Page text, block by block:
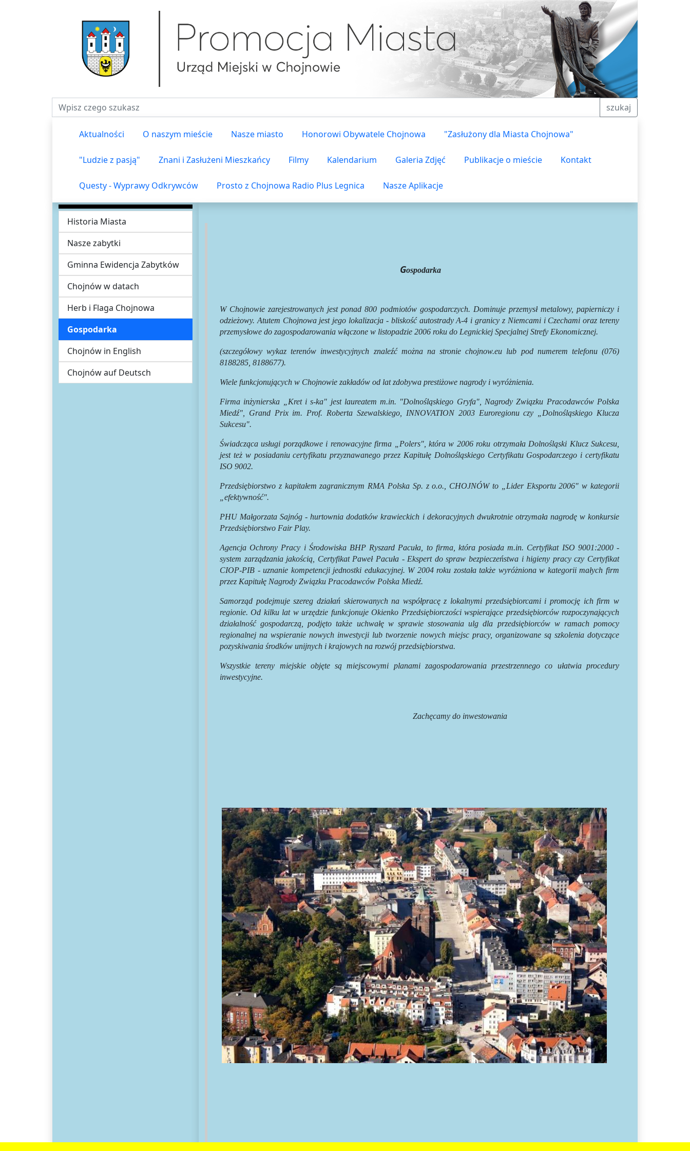
Fraza do wyszukiwania szukaj
Aktualności O naszym mieście Nasze miasto Honorowi Obywatele Chojnowa "Zasłużony dla Miasta Chojnowa"
"Ludzie z pasją" Znani i Zasłużeni Mieszkańcy Filmy Kalendarium Galeria Zdjęć Publikacje o mieście Kontakt
Questy - Wyprawy Odkrywców Prosto z Chojnowa Radio Plus Legnica Nasze Aplikacje
Historia Miasta
Nasze zabytki
Gminna Ewidencja Zabytków
Chojnów w datach
Herb i Flaga Chojnowa
Gospodarka
Chojnów in English
Chojnów auf Deutsch
Gospodarka
W Chojnowie zarejestrowanych jest ponad 800 podmiotów gospodarczych. Dominuje przemysł metalowy, papierniczy i
odzieżowy. Atutem Chojnowa jest jego lokalizacja - bliskość autostrady A-4 i granicy z Niemcami i Czechami oraz tereny
przemysłowe do zagospodarowania włączone w listopadzie 2006 roku do Legnickiej Specjalnej Strefy Ekonomicznej.
(szczegółowy wykaz terenów inwestycyjnych znaleźć można na stronie chojnow.eu lub pod numerem telefonu (076)
8188285, 8188677).
Wiele funkcjonujących w Chojnowie zakładów od lat zdobywa prestiżowe nagrody i wyróżnienia.
Firma inżynierska „Kret i s-ka" jest laureatem m.in. "Dolnośląskiego Gryfa", Nagrody Związku Pracodawców Polska
Miedź", Grand Prix im. Prof. Roberta Szewalskiego, INNOVATION 2003 Euroregionu czy „Dolnośląskiego Klucza
Sukcesu".
Świadcząca usługi porządkowe i renowacyjne firma „Polers", która w 2006 roku otrzymała Dolnośląski Klucz Sukcesu,
jest też w posiadaniu certyfikatu przyznawanego przez Kapitułę Dolnośląskiego Certyfikatu Gospodarczego i certyfikatu
ISO 9002.
Przedsiębiorstwo z kapitałem zagranicznym RMA Polska Sp. z o.o., CHOJNÓW to „Lider Eksportu 2006" w kategorii
„efektywność".
PHU Małgorzata Sajnóg - hurtownia dodatków krawieckich i dekoracyjnych dwukrotnie otrzymała nagrodę w konkursie
Przedsiębiorstwo Fair Play.
Agencja Ochrony Pracy i Środowiska BHP Ryszard Pacuła, to firma, która posiada m.in. Certyfikat ISO 9001:2000 -
system zarządzania jakością, Certyfikat Paweł Pacuła - Ekspert do spraw bezpieczeństwa i higieny pracy czy Certyfikat
CIOP-PIB - uznanie kompetencji jednostki edukacyjnej. W 2004 roku została także wyróżniona w kategorii małych firm
przez Kapitułę Nagrody Związku Pracodawców Polska Miedź.
Samorząd podejmuje szereg działań skierowanych na współpracę z lokalnymi przedsiębiorcami i promocję ich firm w
regionie. Od kilku lat w urzędzie funkcjonuje Okienko Przedsiębiorczości wspierające przedsiębiorców rozpoczynających
działalność gospodarczą, podjęto także uchwałę w sprawie stosowania ulg dla przedsiębiorców w ramach pomocy
regionalnej na wspieranie nowych inwestycji lub tworzenie nowych miejsc pracy, organizowane są szkolenia dotyczące
pozyskiwania środków unijnych i krajowych na rozwój przedsiębiorstwa.
Wszystkie tereny miejskie objęte są miejscowymi planami zagospodarowania przestrzennego co ułatwia procedury
inwestycyjne.
Zachęcamy do inwestowania